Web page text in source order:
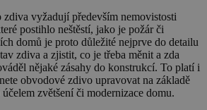
zdiva vyžadují především nemovistosti
postihlo neštěstí, jako je požár či
domů je proto důležité nejprve do detailu
zdiva a zjistit, co je třeba měnit a zda
nějaké zásahy do konstrukcí. To platí i
obvodové zdivo upravovat na základě
zvětšení či modernizace domu.